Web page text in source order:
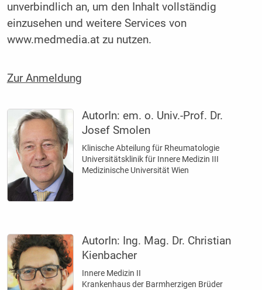
unverbindlich an, um den Inhalt vollständig
einzusehen und weitere Services von
www.medmedia.at zu nutzen.
Zur Anmeldung
AutorIn: em. o. Univ.-Prof. Dr.
Josef Smolen
Klinische Abteilung für Rheumatologie
Universitätsklinik für Innere Medizin III
Medizinische Universität Wien
AutorIn: Ing. Mag. Dr. Christian
Kienbacher
Innere Medizin II
Krankenhaus der Barmherzigen Brüder